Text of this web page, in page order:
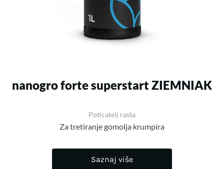
nanogro forte superstart ZIEMNIAK
Poticatelj rasta
Za tretiranje gomolja krumpira
Saznaj više